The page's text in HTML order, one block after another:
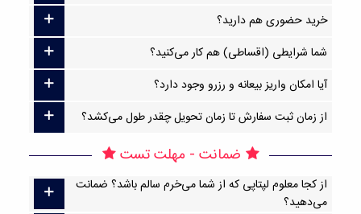
خرید حضوری هم دارید؟
شما شرایطی (اقساطی) هم کار می‌کنید؟
آیا امکان واریز بیعانه و رزرو وجود دارد؟
از زمان ثبت سفارش تا زمان تحویل چقدر طول می‌کشد؟
ضمانت - مهلت تست
از کجا معلوم لپتاپی که از شما می‌خرم سالم باشد؟ ضمانت
می‌دهید؟